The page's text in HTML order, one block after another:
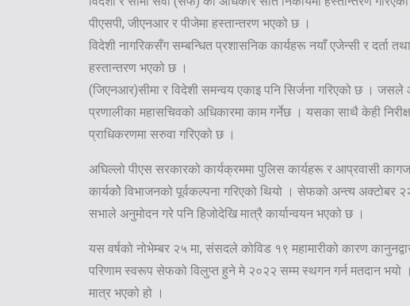
पीएसपी, जीएनआर र पीजेमा हस्तान्तरण भएको छ ।
विदेशी नागरिकसँग सम्बन्धित प्रशासनिक कार्यहरू नयाँ एजेन्सी र दर्ता तथा
हस्तान्तरण भएको छ ।
(जिएनआर)सीमा र विदेशी समन्वय एकाइ पनि सिर्जना गरिएको छ । जसले
प्रणालीका महासचिवको अधिकारमा काम गर्नेछ । यसका साथै केही
प्राधिकरणमा सरुवा गरिएको छ ।
अघिल्लो पीएस सरकारको कार्यक्रममा पुलिस कार्यहरू र आप्रवासी
कार्यकोे विभाजनको पूर्वकल्पना गरिएको थियो । सेफको अन्त्य अक्टोबर
सभाले अनुमोदन गरे पनि हिजोदेखि मात्रै कार्यान्वयन भएको छ ।
यस वर्षको नोभेम्बर २५ मा, संसदले कोविड १९ महामारीको कारण
परिणाम स्वरूप सेफको विलुप्त हुने मे २०२२ सम्म स्थगन गर्न मतदान भयो
मात्र भएको हो ।